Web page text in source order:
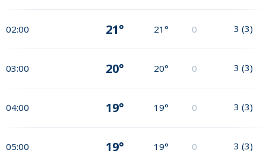
02:00 21° 21° 0 3 (3)
03:00 20° 20° 0 3 (3)
04:00 19° 19° 0 3 (3)
05:00 19° 19° 0 3 (3)